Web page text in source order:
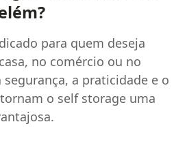
para quem deseja
no comércio ou no
a praticidade e o
o self storage uma